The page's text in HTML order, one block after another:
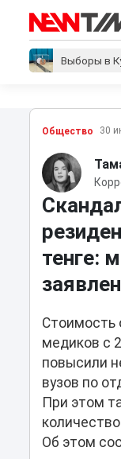
Выборы в
Общество 30
тенге:
Стоимость
медиков с
повысили
вузов по
При этом
Об этом